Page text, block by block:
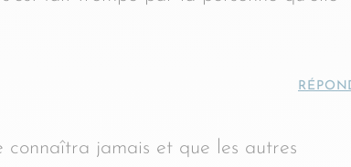
connaîtra jamais et que les autres